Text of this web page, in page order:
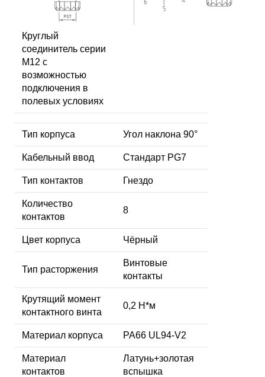
Круглый
соединитель серии
M12 с
возможностью
подключения в
полевых условиях
Тип корпуса Угол наклона 90°
Кабельный ввод Стандарт PG7
Тип контактов Гнездо
Количество
контактов
8
Цвет корпуса Чёрный
Тип расторжения
Винтовые
контакты
Крутящий момент
контактного винта
0,2 Н*м
Материал корпуса PA66 UL94-V2
Материал
контактов
Латунь+золотая
вспышка